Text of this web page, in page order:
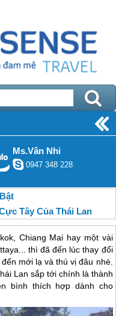
Ms.Vân Nhi
0947 348 228
Tây Của Thái Lan
Chiang Mai hay một vài
thì đã đến lúc thay đổi
mới lạ và thú vị đâu nhé.
Lan sắp tới chính là thành
bình thích hợp dành cho